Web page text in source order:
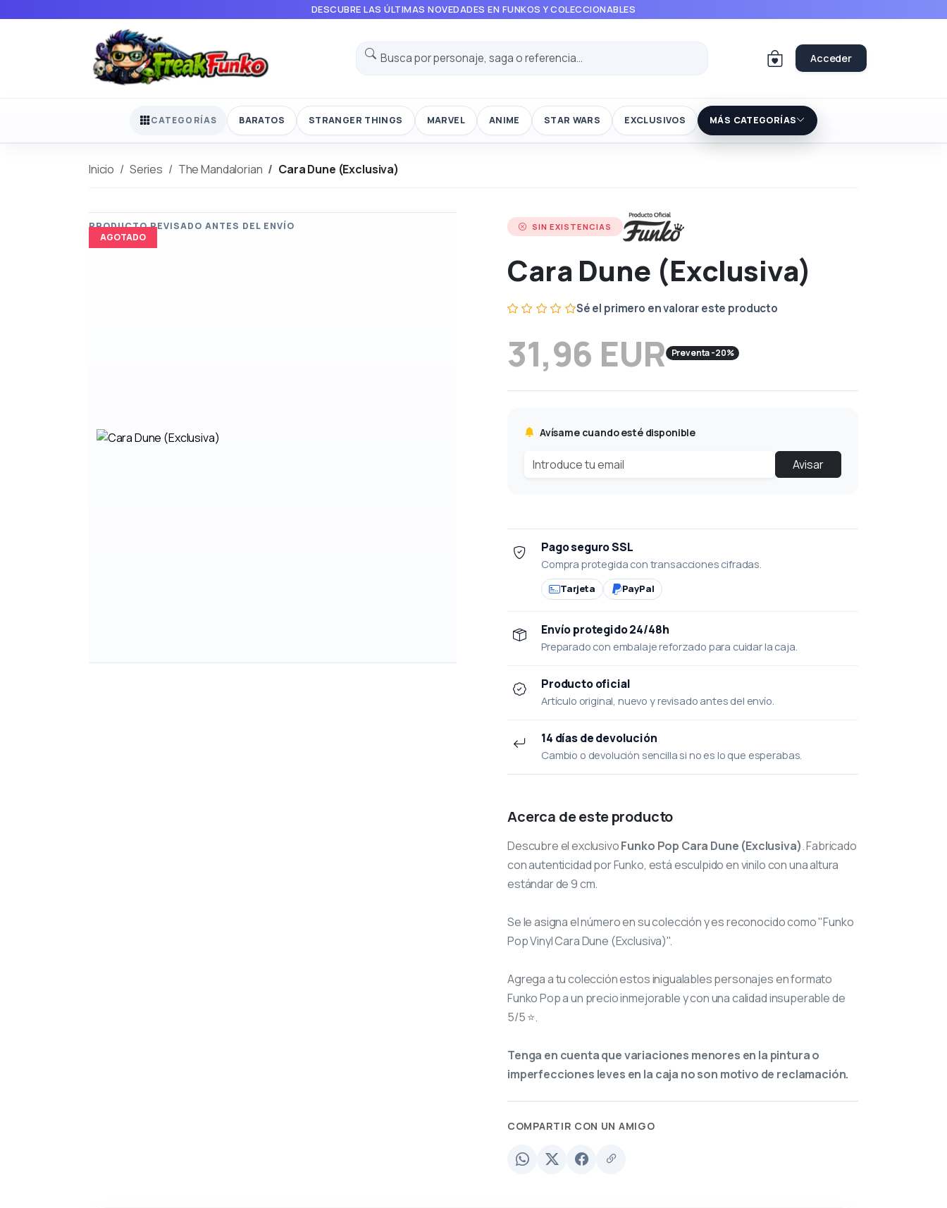
DESCUBRE LAS ÚLTIMAS NOVEDADES EN FUNKOS Y COLECCIONABLES
Acceder
CATEGORÍAS BARATOS STRANGER THINGS MARVEL ANIME STAR WARS EXCLUSIVOS MÁS CATEGORÍAS
Inicio Series The Mandalorian Cara Dune (Exclusiva)
AGOTADO
SIN EXISTENCIAS
Cara Dune (Exclusiva)
Sé el primero en valorar este producto
31,96 EUR Preventa -20%
Avísame cuando esté disponible
Avisar
Pago seguro SSL
Compra protegida con transacciones cifradas.
Tarjeta PayPal
Envío protegido 24/48h
Preparado con embalaje reforzado para cuidar la caja.
Producto oficial
Artículo original, nuevo y revisado antes del envío.
14 días de devolución
Cambio o devolución sencilla si no es lo que esperabas.
Acerca de este producto
Descubre el exclusivoFunko Pop Cara Dune (Exclusiva). Fabricado
con autenticidad por Funko, está esculpido en vinilo con una altura
estándar de 9 cm.
Se le asigna el númeroen su colección y es reconocido como "Funko
Pop Vinyl Cara Dune (Exclusiva)".
Agrega a tu colección estos inigualables personajes en formato
Funko Pop a un precio inmejorable y con una calidad insuperable de
5/5 ⭐.
Tenga en cuenta que variaciones menores en la pintura o
imperfecciones leves en la caja no son motivo de reclamación.
COMPARTIR CON UN AMIGO